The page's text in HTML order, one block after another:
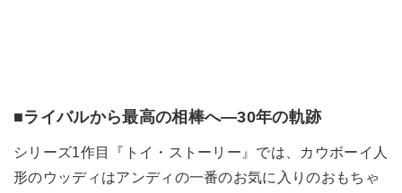
■ライバルから最高の相棒へ―30年の軌跡
シリーズ1作目『トイ・ストーリー』では、カウボーイ人
形のウッディはアンディの一番のお気に入りのおもちゃ